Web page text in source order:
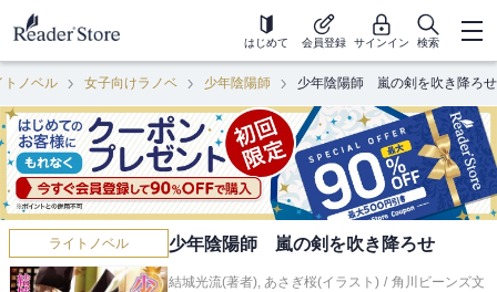
はじめて 会員登録 サインイン 検索
トノベル 女子向けラノベ 少年陰陽師 少年陰陽師 嵐の剣を吹き降ろせ
ライトノベル 少年陰陽師 嵐の剣を吹き降ろせ
結城光流(著者), あさぎ桜(イラスト) / 角川ビーンズ文